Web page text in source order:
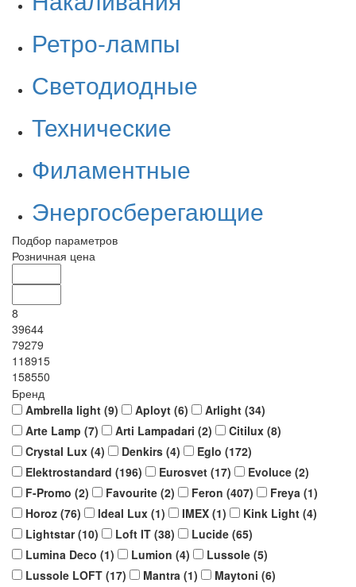
Ретро-лампы
Светодиодные
Технические
Филаментные
Энергосберегающие
Подбор параметров
Розничная цена
8
39644
79279
118915
158550
Бренд
Ambrella light (9) Aployt (6) Arlight (34)
Arte Lamp (7) Arti Lampadari (2) Citilux (8)
Crystal Lux (4) Denkirs (4) Eglo (172)
Elektrostandard (196) Eurosvet (17) Evoluce (2)
F-Promo (2) Favourite (2) Feron (407) Freya (1)
Horoz (76) Ideal Lux (1) IMEX (1) Kink Light (4)
Lightstar (10) Loft IT (38) Lucide (65)
Lumina Deco (1) Lumion (4) Lussole (5)
Lussole LOFT (17) Mantra (1) Maytoni (6)